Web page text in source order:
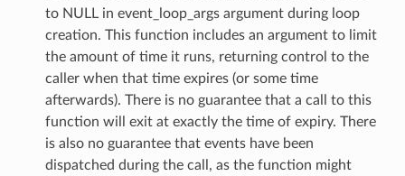
to NULL in event_loop_args argument during loop
creation. This function includes an argument to limit
the amount of time it runs, returning control to the
caller when that time expires (or some time
afterwards). There is no guarantee that a call to this
function will exit at exactly the time of expiry. There
is also no guarantee that events have been
dispatched during the call, as the function might